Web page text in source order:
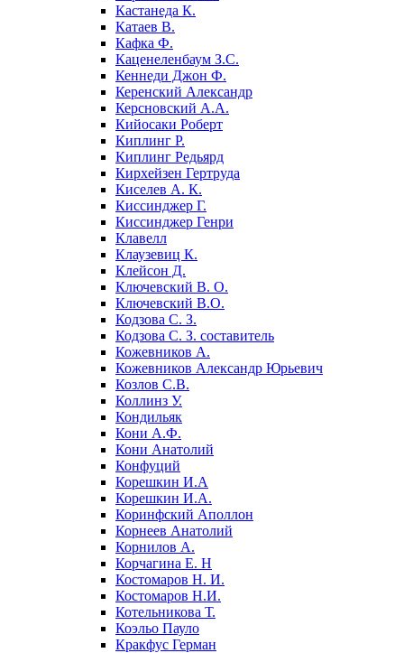
Кастанеда К.
Катаев В.
Кафка Ф.
Каценеленбаум З.С.
Кеннеди Джон Ф.
Керенский Александр
Керсновский А.А.
Кийосаки Роберт
Киплинг Р.
Киплинг Редьярд
Кирхейзен Гертруда
Киселев А. К.
Киссинджер Г.
Киссинджер Генри
Клавелл
Клаузевиц К.
Клейсон Д.
Ключевский В. О.
Ключевский В.О.
Кодзова С. З.
Кодзова С. З. составитель
Кожевников А.
Кожевников Александр Юрьевич
Козлов С.В.
Коллинз У.
Кондильяк
Кони А.Ф.
Кони Анатолий
Конфуций
Корешкин И.А
Корешкин И.А.
Коринфский Аполлон
Корнеев Анатолий
Корнилов А.
Корчагина Е. Н
Костомаров Н. И.
Костомаров Н.И.
Котельникова Т.
Коэльо Пауло
Кракфус Герман